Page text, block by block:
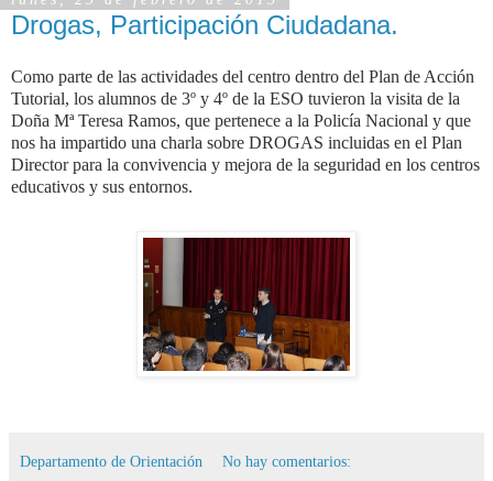
Drogas, Participación Ciudadana.
Como parte de las actividades del centro dentro del Plan de Acción
Tutorial, los alumnos de 3º y 4º de la ESO tuvieron la visita de la
Doña Mª Teresa Ramos, que pertenece a la Policía Nacional y que
nos ha impartido una charla sobre DROGAS incluidas en el Plan
Director para la convivencia y mejora de la seguridad en los centros
educativos y sus entornos.
Departamento de Orientación No hay comentarios: